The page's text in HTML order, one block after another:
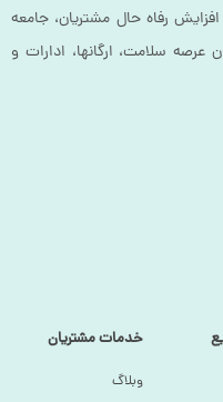
رفاه حال مشتریان، جامعه
عرصه سلامت، ارگانها، ادارات و
خدمات مشتریان
وبلاگ